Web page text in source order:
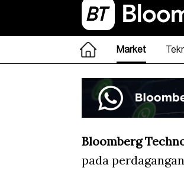
Market
Bloomberg
pada